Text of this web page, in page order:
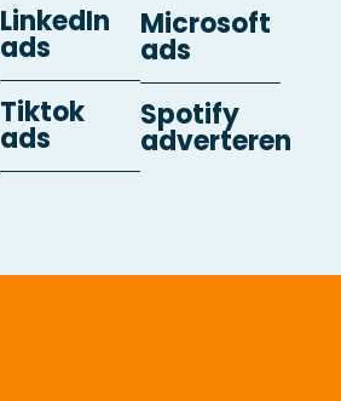
LinkedIn
ads
Tiktok
ads
Microsoft
ads
Spotify
adverteren